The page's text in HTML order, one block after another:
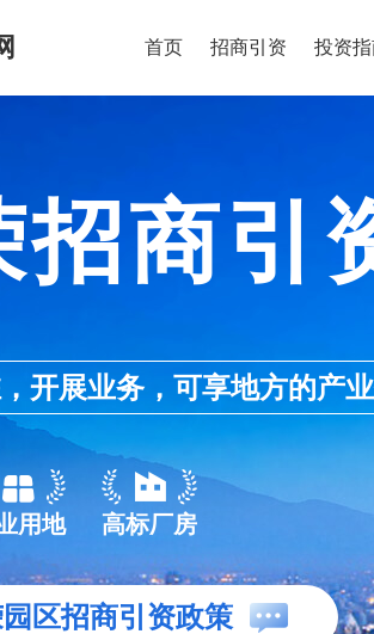
首页 招商引资 投资
招商引
开展业务，可享地方的产
用地 高标厂房
区招商引资政策